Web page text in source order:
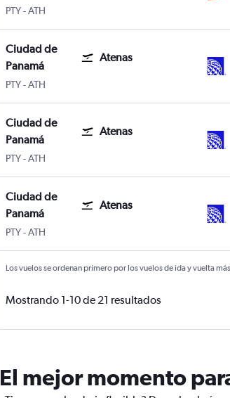
PTYCiudad de Panamá Panama City Tocumen Intl
-ATH
Ciudad de
Panamá
Atenas
PTYCiudad de Panamá Panama City Tocumen Intl
-ATH
Ciudad de
Panamá
Atenas
PTYCiudad de Panamá Panama City Tocumen Intl
-ATH
Ciudad de
Panamá
Atenas
PTYCiudad de Panamá Panama City Tocumen Intl
-ATH
Los vuelos se ordenan primero por los vuelos de ida y vuelta
Mostrando 1-10 de 21 resultados
El mejor momento